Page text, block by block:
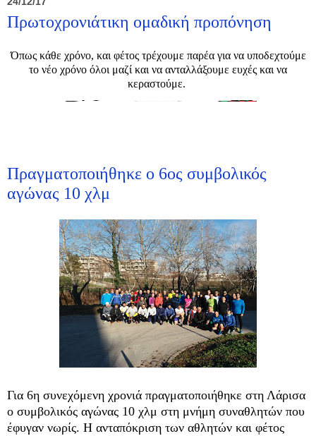
Πρωτοχρονιάτικη ομαδική προπόνηση
Όπως κάθε χρόνο, και φέτος τρέχουμε παρέα για να υποδεχτούμε
το νέο χρόνο όλοι μαζί και να ανταλλάξουμε ευχές και να
κεραστούμε.
Πραγματοποιήθηκε ο 6ος συμβολικός
αγώνας 10 χλμ
Για 6η συνεχόμενη χρονιά πραγματοποιήθηκε στη Λάρισα
ο συμβολικός αγώνας 10 χλμ στη μνήμη συναθλητών που
έφυγαν νωρίς. Η ανταπόκριση των αθλητών και φέτος